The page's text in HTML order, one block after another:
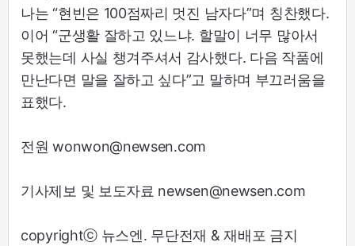
나는 “현빈은 100점짜리 멋진 남자다”며 칭찬했다.
이어 “군생활 잘하고 있느냐. 할말이 너무 많아서
못했는데 사실 챙겨주셔서 감사했다. 다음 작품에
만난다면 말을 잘하고 싶다”고 말하며 부끄러움을
표했다.
전원 wonwon@newsen.com
기사제보 및 보도자료 newsen@newsen.com
copyrightⓒ 뉴스엔. 무단전재 & 재배포 금지